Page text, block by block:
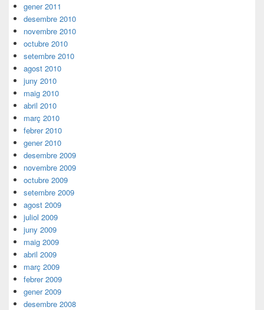
gener 2011
desembre 2010
novembre 2010
octubre 2010
setembre 2010
agost 2010
juny 2010
maig 2010
abril 2010
març 2010
febrer 2010
gener 2010
desembre 2009
novembre 2009
octubre 2009
setembre 2009
agost 2009
juliol 2009
juny 2009
maig 2009
abril 2009
març 2009
febrer 2009
gener 2009
desembre 2008